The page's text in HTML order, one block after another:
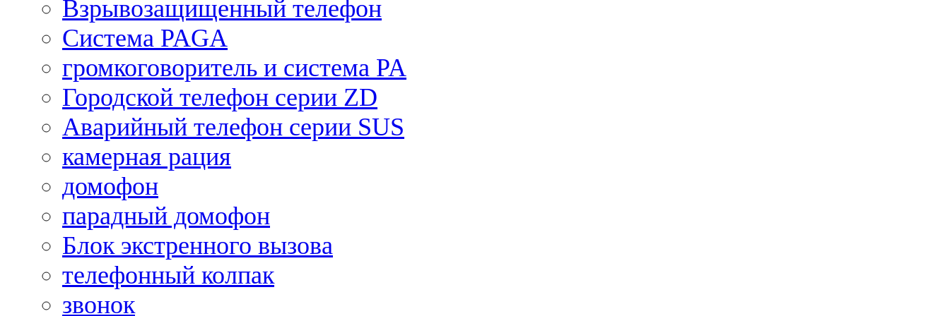
Взрывозащищенный телефон
Система PAGA
громкоговоритель и система PA
Городской телефон серии ZD
Аварийный телефон серии SUS
камерная рация
домофон
парадный домофон
Блок экстренного вызова
телефонный колпак
звонок